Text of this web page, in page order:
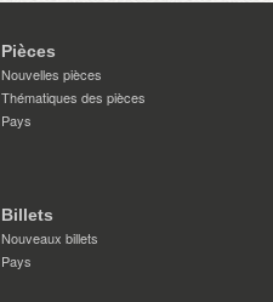
Pièces
Nouvelles pièces
Thématiques des pièces
Pays
Billets
Nouveaux billets
Pays